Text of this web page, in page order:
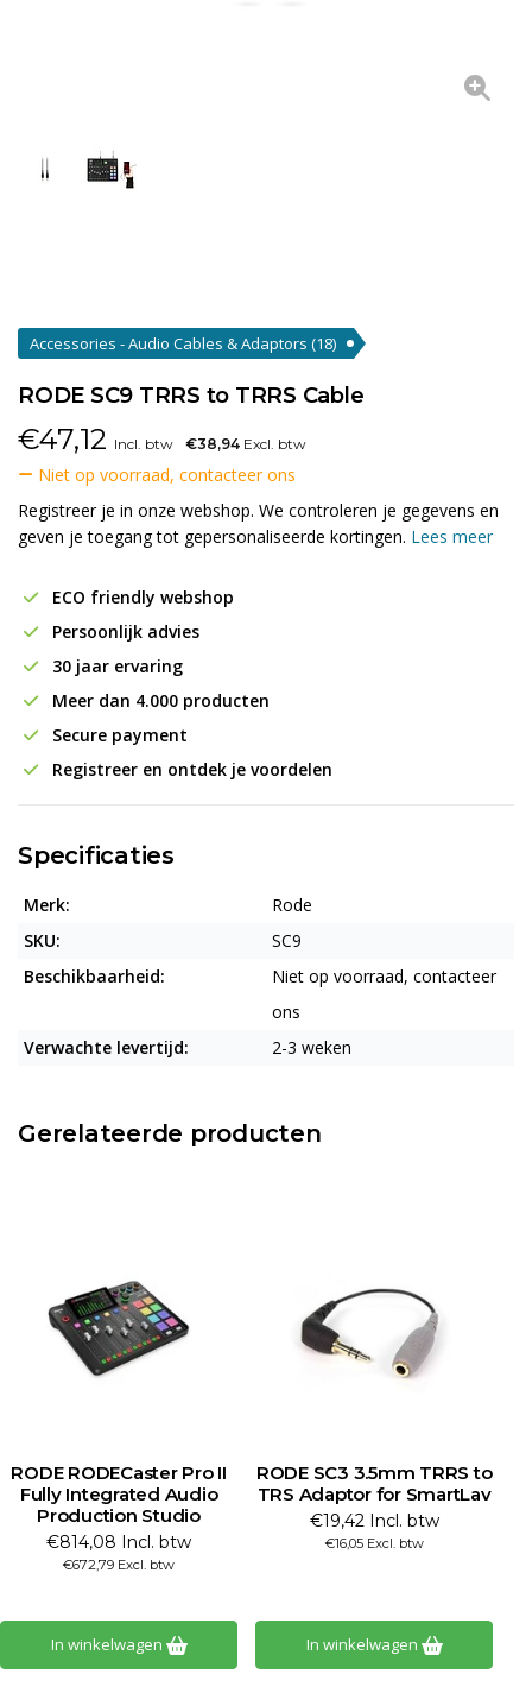
Accessories - Audio Cables & Adaptors (18)
RODE SC9 TRRS to TRRS Cable
€47,12 Incl. btw €38,94 Excl. btw
Niet op voorraad, contacteer ons
Registreer je in onze webshop. We controleren je gegevens en
geven je toegang tot gepersonaliseerde kortingen. Lees meer
ECO friendly webshop
Persoonlijk advies
30 jaar ervaring
Meer dan 4.000 producten
Secure payment
Registreer en ontdek je voordelen
Specificaties
Merk:
Rode
SKU:
SC9
Beschikbaarheid:
Niet op voorraad, contacteer
ons
Verwachte levertijd:
2-3 weken
Gerelateerde producten
RODE RODECaster Pro II
Fully Integrated Audio
Production Studio
€814,08 Incl. btw
€672,79 Excl. btw
In winkelwagen
RODE SC3 3.5mm TRRS to
TRS Adaptor for SmartLav
€19,42 Incl. btw
€16,05 Excl. btw
In winkelwagen